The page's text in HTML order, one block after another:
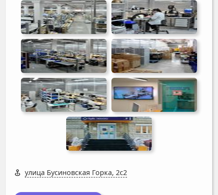
улица Бусиновская Горка, 2с2